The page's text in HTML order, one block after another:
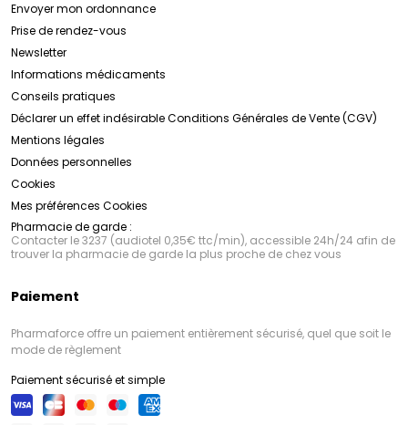
Envoyer mon ordonnance
Prise de rendez-vous
Newsletter
Informations médicaments
Conseils pratiques
Déclarer un effet indésirableConditions Générales de Vente (CGV)
Mentions légales
Données personnelles
Cookies
Mes préférences Cookies
Pharmacie de garde :
Contacter le 3237 (audiotel 0,35€ ttc/min), accessible 24h/24 afin de
trouver la pharmacie de garde la plus proche de chez vous
Paiement
Pharmaforce offre un paiement entièrement sécurisé, quel que soit le
mode de règlement
Paiement sécurisé et simple